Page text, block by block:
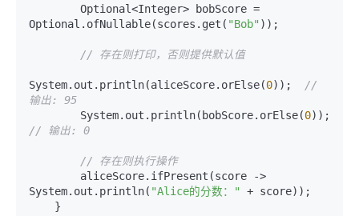
Optional.ofNullable(scores.get( "Bob" ));
// 存在则打印，否则提供默认值
System.out.println(aliceScore.orElse(0));
//
输出: 95
        System.out.println(bobScore.orElse(
0
// 输出: 0
// 存在则执行操作
System.out.println( "Alice的分数："
+ score));